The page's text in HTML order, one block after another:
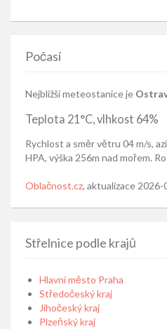
Počasí
Nejbližší meteostanice je
Teplota 21°C, vlhkost 64%
Rychlost a směr větru 04 m/s,
HPA, výška 256m nad mořem.
Oblačnost.cz, aktualizace
Střelnice podle krajů
Hlavní město Praha
Středočeský kraj
Jihočeský kraj
Plzeňský kraj